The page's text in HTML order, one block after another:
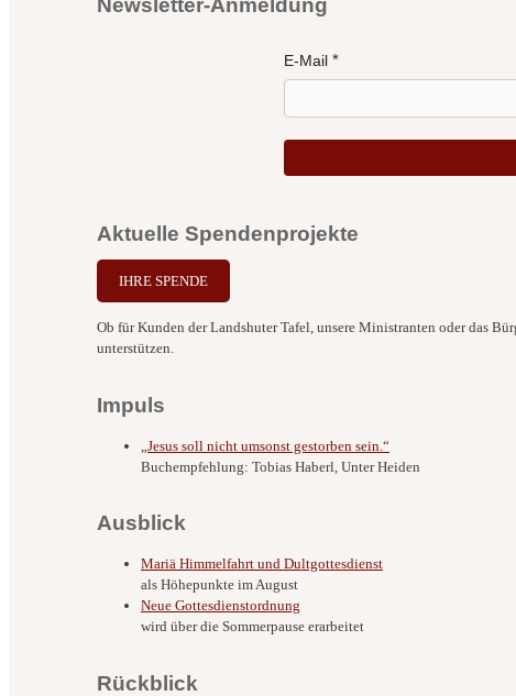
E-Mail
Aktuelle Spendenprojekte
IHRE SPENDE
Ob für Kunden der Landshuter Tafel, unsere Ministranten oder das
unterstützen.
Impuls
„Jesus soll nicht umsonst gestorben sein.“
Buchempfehlung: Tobias Haberl, Unter Heiden
Ausblick
Mariä Himmelfahrt und Dultgottesdienst
als Höhepunkte im August
Neue Gottesdienstordnung
wird über die Sommerpause erarbeitet
Rückblick